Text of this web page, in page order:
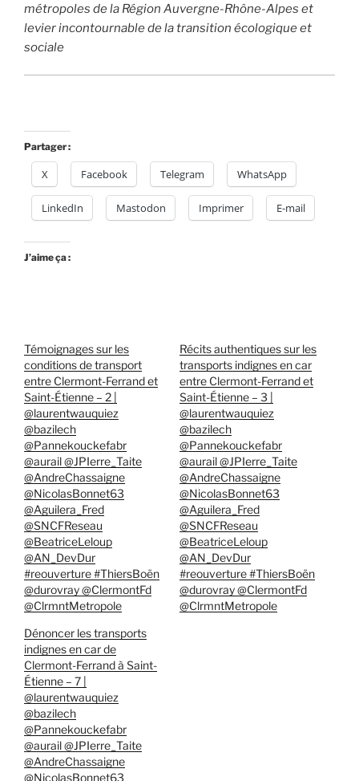
métropoles de la Région Auvergne-Rhône-Alpes et
levier incontournable de la transition écologique et
sociale
Partager :
X Facebook Telegram WhatsApp
LinkedIn Mastodon Imprimer E-mail
J’aime ça :
Témoignages sur les
conditions de transport
entre Clermont-Ferrand et
Saint-Étienne – 2 |
@laurentwauquiez
@bazilech
@Pannekouckefabr
@aurail @JPIerre_Taite
@AndreChassaigne
@NicolasBonnet63
@Aguilera_Fred
@SNCFReseau
@BeatriceLeloup
@AN_DevDur
#reouverture #ThiersBoën
@durovray @ClermontFd
@ClrmntMetropole
Récits authentiques sur les
transports indignes en car
entre Clermont-Ferrand et
Saint-Étienne – 3 |
@laurentwauquiez
@bazilech
@Pannekouckefabr
@aurail @JPIerre_Taite
@AndreChassaigne
@NicolasBonnet63
@Aguilera_Fred
@SNCFReseau
@BeatriceLeloup
@AN_DevDur
#reouverture #ThiersBoën
@durovray @ClermontFd
@ClrmntMetropole
Dénoncer les transports
indignes en car de
Clermont-Ferrand à Saint-
Étienne – 7 |
@laurentwauquiez
@bazilech
@Pannekouckefabr
@aurail @JPIerre_Taite
@AndreChassaigne
@NicolasBonnet63